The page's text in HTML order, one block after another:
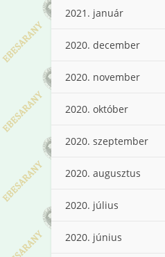
2021. január
2020. december
2020. november
2020. október
2020. szeptember
2020. augusztus
2020. július
2020. június